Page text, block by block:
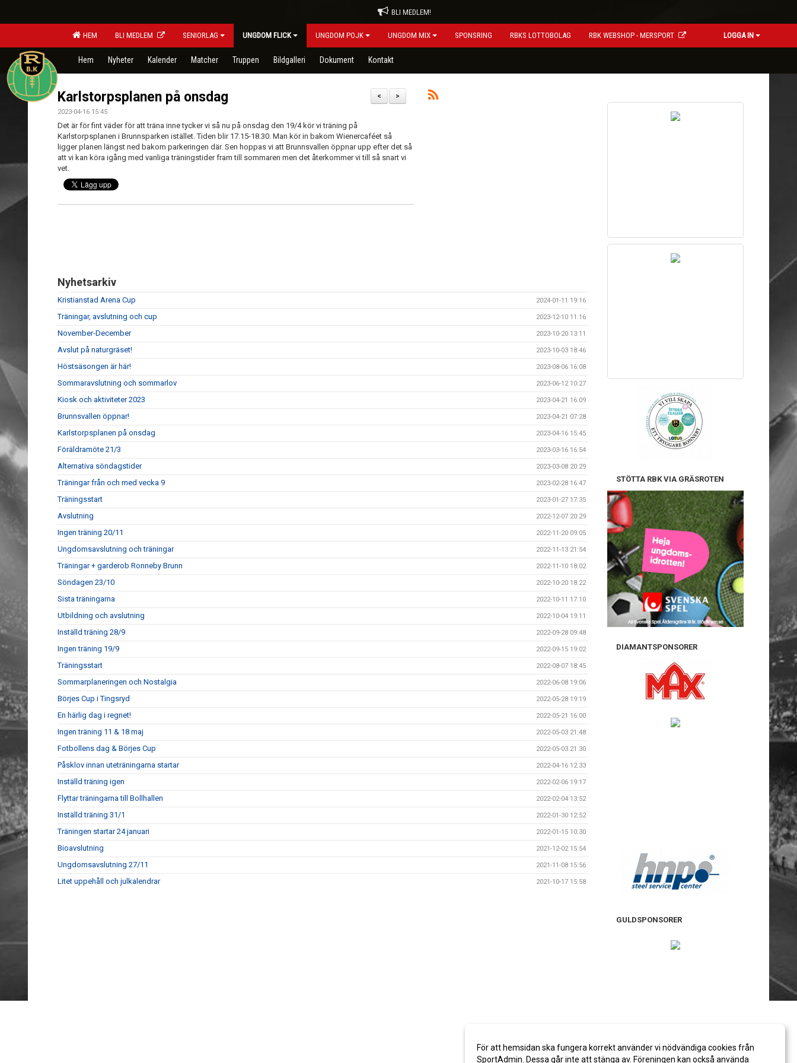
BLI MEDLEM!
HEM BLI MEDLEM SENIORLAG UNGDOM FLICK UNGDOM POJK UNGDOM MIX SPONSRING RBKS LOTTOBOLAG RBK WEBSHOP - MERSPORT LOGGA IN
Hem Nyheter Kalender Matcher Truppen Bildgalleri Dokument Kontakt
>
<
Karlstorpsplanen på onsdag
2023-04-16 15:45
Det är för fint väder för att träna inne tycker vi så nu på onsdag den 19/4 kör vi träning på
Karlstorpsplanen i Brunnsparken istället. Tiden blir 17.15-18.30. Man kör in bakom Wienercaféet så
ligger planen längst ned bakom parkeringen där. Sen hoppas vi att Brunnsvallen öppnar upp efter det så
att vi kan köra igång med vanliga träningstider fram till sommaren men det återkommer vi till så snart vi
vet.
Nyhetsarkiv
Kristianstad Arena Cup 2024-01-11 19:16
Träningar, avslutning och cup 2023-12-10 11:16
November-December 2023-10-20 13:11
Avslut på naturgräset! 2023-10-03 18:46
Höstsäsongen är här! 2023-08-06 16:08
Sommaravslutning och sommarlov 2023-06-12 10:27
Kiosk och aktiviteter 2023 2023-04-21 16:09
Brunnsvallen öppnar! 2023-04-21 07:28
Karlstorpsplanen på onsdag 2023-04-16 15:45
Föräldramöte 21/3 2023-03-16 16:54
Alternativa söndagstider 2023-03-08 20:29
Träningar från och med vecka 9 2023-02-28 16:47
Träningsstart 2023-01-27 17:35
Avslutning 2022-12-07 20:29
Ingen träning 20/11 2022-11-20 09:05
Ungdomsavslutning och träningar 2022-11-13 21:54
Träningar + garderob Ronneby Brunn 2022-11-10 18:02
Söndagen 23/10 2022-10-20 18:22
Sista träningarna 2022-10-11 17:10
Utbildning och avslutning 2022-10-04 19:11
Inställd träning 28/9 2022-09-28 09:48
Ingen träning 19/9 2022-09-15 19:02
Träningsstart 2022-08-07 18:45
Sommarplaneringen och Nostalgia 2022-06-08 19:06
Börjes Cup i Tingsryd 2022-05-28 19:19
En härlig dag i regnet! 2022-05-21 16:00
Ingen träning 11 & 18 maj 2022-05-03 21:48
Fotbollens dag & Börjes Cup 2022-05-03 21:30
Påsklov innan uteträningarna startar 2022-04-16 12:33
Inställd träning igen 2022-02-06 19:17
Flyttar träningarna till Bollhallen 2022-02-04 13:52
Inställd träning 31/1 2022-01-30 12:52
Träningen startar 24 januari 2022-01-15 10:30
Bioavslutning 2021-12-02 15:54
Ungdomsavslutning 27/11 2021-11-08 15:56
Litet uppehåll och julkalendrar 2021-10-17 15:58
STÖTTA RBK VIA GRÄSROTEN
DIAMANTSPONSORER
GULDSPONSORER
För att hemsidan ska fungera korrekt använder vi nödvändiga cookies från
SportAdmin. Dessa går inte att stänga av. Föreningen kan också använda